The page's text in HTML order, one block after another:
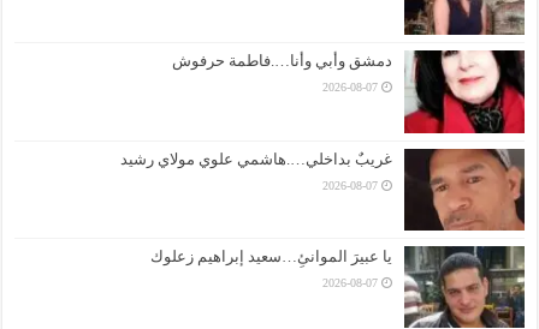
دمشق وأبي وأنا….فاطمة حرفوش
2026-08-07
غريبٌ بداخلي….هاشمي علوي مولاي رشيد
2026-08-07
يا عبيرَ الموانئِ…سعيد إبراهيم زعلوك
2026-08-07